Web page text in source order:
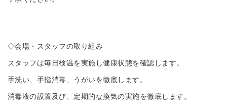
◇会場・スタッフの取り組み
スタッフは毎日検温を実施し健康状態を確認します。
手洗い、手指消毒、うがいを徹底します。
消毒液の設置及び、定期的な換気の実施を徹底します。